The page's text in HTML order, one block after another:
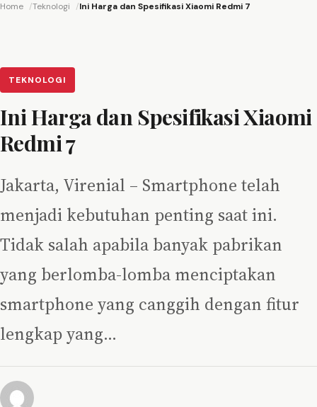
Home Teknologi Ini Harga dan Spesifikasi Xiaomi Redmi 7
TEKNOLOGI
Ini Harga dan Spesifikasi Xiaomi
Redmi 7
Jakarta, Virenial – Smartphone telah
menjadi kebutuhan penting saat ini.
Tidak salah apabila banyak pabrikan
yang berlomba-lomba menciptakan
smartphone yang canggih dengan fitur
lengkap yang…